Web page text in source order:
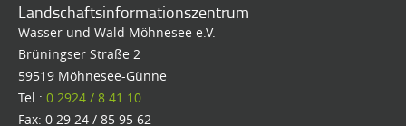
Landschaftsinformationszentrum
Wasser und Wald Möhnesee e.V.
Brüningser Straße 2
59519 Möhnesee-Günne
Tel.: 0 2924 / 8 41 10
Fax: 0 29 24 / 85 95 62